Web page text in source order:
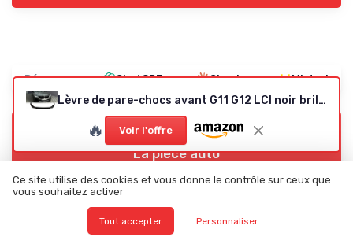
Résumer ChatGPT Claude Mistral
Recevez les dernières actualités de
La piece auto
En remplissant ce formulaire, j’accepte d’être contacté(e) à
des fins commerciales par La piece auto et ses partenaires.
Lèvre de pare-chocs avant G11 G12 LCI noir brillant
🔥 Voir l'offre
Ce site utilise des cookies et vous donne le contrôle sur ceux que
vous souhaitez activer
Tout accepter Personnaliser